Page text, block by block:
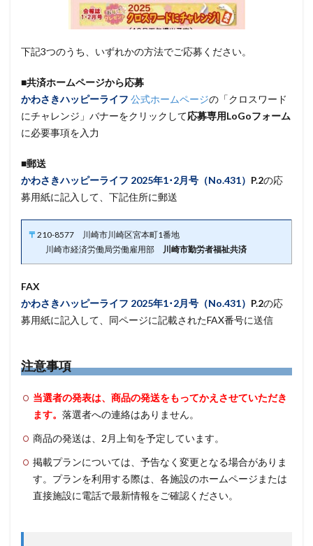
下記3つのうち、いずれかの方法でご応募ください。
■共済ホームページから応募
かわさきハッピーライフ 公式ホームページの「クロスワード
にチャレンジ」バナーをクリックして応募専用LoGoフォーム
に必要事項を入力
■郵送
かわさきハッピーライフ 2025年1･2月号（No.431） P.2の応
募用紙に記入して、下記住所に郵送
〒 210-8577 川崎市川崎区宮本町1番地
川崎市経済労働局労働雇用部
川崎市勤労者福祉共済
FAX
かわさきハッピーライフ 2025年1･2月号（No.431） P.2の応
募用紙に記入して、同ページに記載されたFAX番号に送信
注意事項
当選者の発表は、商品の発送をもってかえさせていただき
ます。 落選者への連絡はありません。
商品の発送は、2月上旬を予定しています。
掲載プランについては、予告なく変更となる場合がありま
す。プランを利用する際は、各施設のホームページまたは
直接施設に電話で最新情報をご確認ください。